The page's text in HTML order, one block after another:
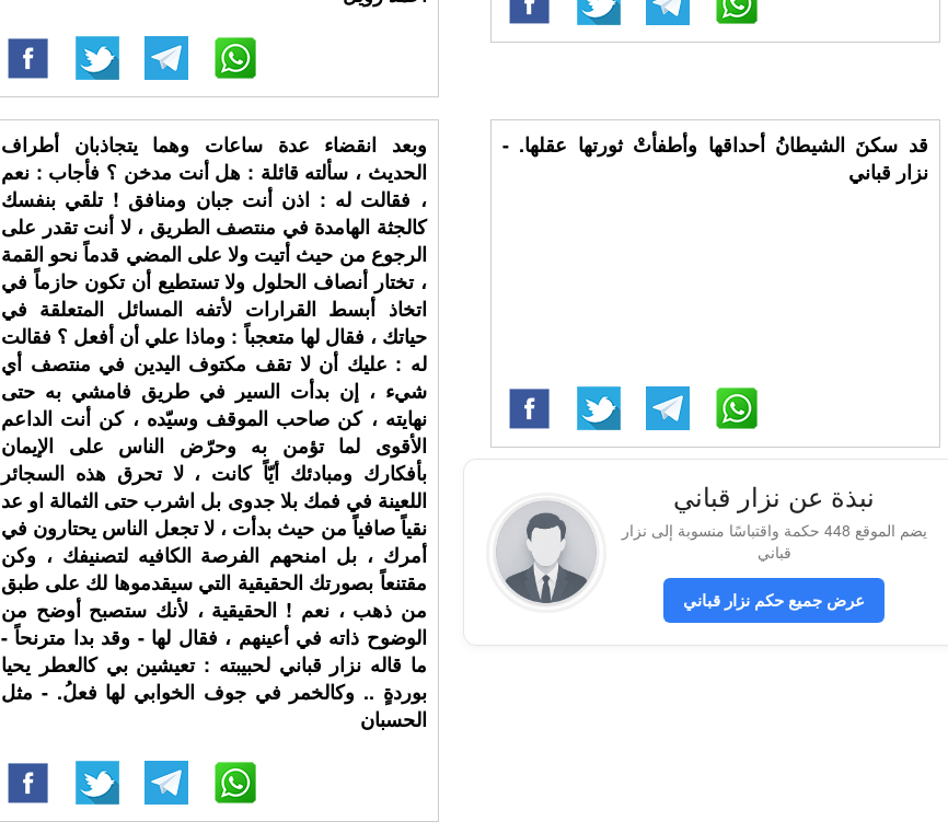
وبعد انقضاء عدة ساعات وهما يتجاذبان أطراف
الحديث ، سألته قائلة : هل أنت مدخن ؟ فأجاب : نعم
، فقالت له : اذن أنت جبان ومنافق ! تلقي بنفسك
كالجثة الهامدة في منتصف الطريق ، لا أنت تقدر على
الرجوع من حيث أتيت ولا على المضي قدماً نحو القمة
، تختار أنصاف الحلول ولا تستطيع أن تكون حازماً في
اتخاذ أبسط القرارات لأتفه المسائل المتعلقة في
حياتك ، فقال لها متعجباً : وماذا علي أن أفعل ؟ فقالت
له : عليك أن لا تقف مكتوف اليدين في منتصف أي
شيء ، إن بدأت السير في طريق فامشي به حتى
نهايته ، كن صاحب الموقف وسيّده ، كن أنت الداعم
الأقوى لما تؤمن به وحرّض الناس على الإيمان
بأفكارك ومبادئك أيّاً كانت ، لا تحرق هذه السجائر
اللعينة في فمك بلا جدوى بل اشرب حتى الثمالة او عد
نقياً صافياً من حيث بدأت ، لا تجعل الناس يحتارون في
أمرك ، بل امنحهم الفرصة الكافيه لتصنيفك ، وكن
مقتنعاً بصورتك الحقيقية التي سيقدموها لك على طبق
من ذهب ، نعم ! الحقيقية ، لأنك ستصبح أوضح من
الوضوح ذاته في أعينهم ، فقال لها - وقد بدا مترنحاً -
ما قاله نزار قباني لحبيبته : تعيشين بي كالعطر يحيا
بوردةٍ .. وكالخمر في جوف الخوابي لها فعلُ. - مثل
الحسبان
قد سكنَ الشيطانُ أحداقها وأطفأتْ ثورتها عقلها. -
نزار قباني
نبذة عن نزار قباني
يضم الموقع 448 حكمة واقتباسًا منسوبة إلى نزار
قباني
عرض جميع حكم نزار قباني